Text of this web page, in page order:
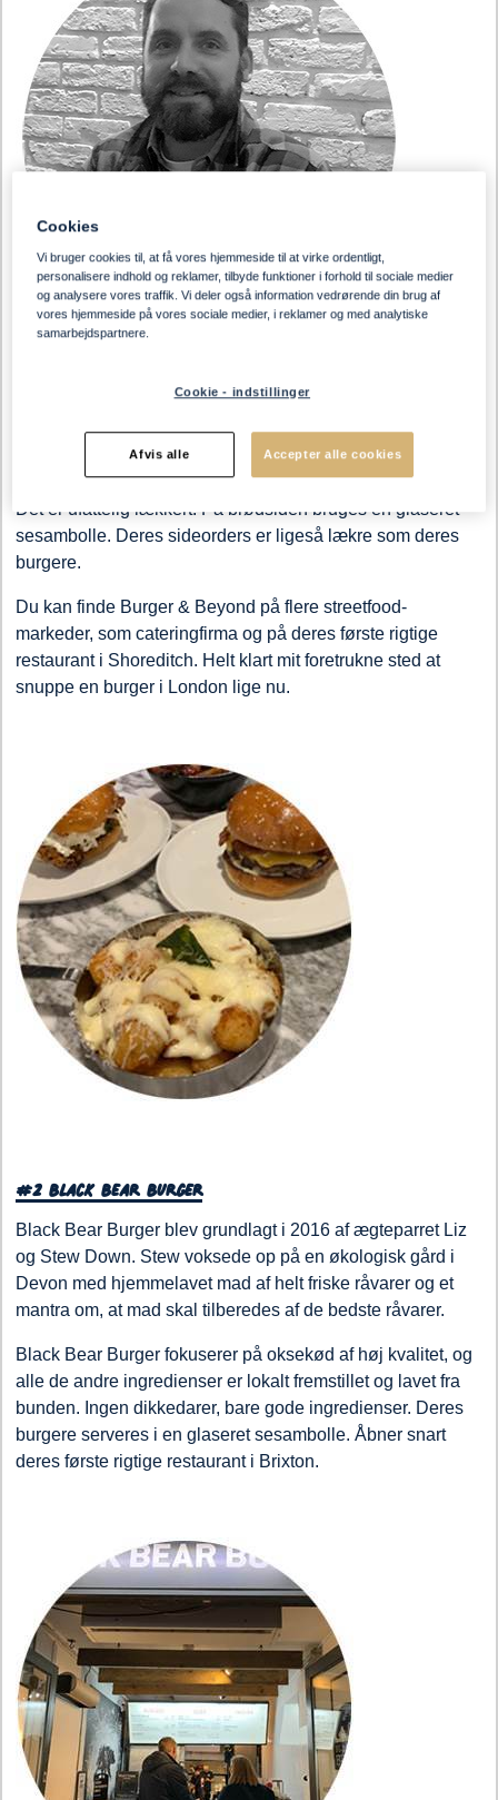
#1 Burger & Beyond's 'Bacon Butter Burger'
Muligvis den bedste okseburger i London! Oksekødet
modnes i 90 dage, hvilket ingen andre burgersteder gør.
Det er ufattelig lækkert. På brødsiden bruges en glaseret
sesambolle. Deres sideorders er ligeså lækre som deres
burgere.
Du kan finde Burger & Beyond på flere streetfood-
markeder, som cateringfirma og på deres første rigtige
restaurant i Shoreditch. Helt klart mit foretrukne sted at
snuppe en burger i London lige nu.
#2 Black Bear Burger
Black Bear Burger blev grundlagt i 2016 af ægteparret Liz
og Stew Down. Stew voksede op på en økologisk gård i
Devon med hjemmelavet mad af helt friske råvarer og et
mantra om, at mad skal tilberedes af de bedste råvarer.
Black Bear Burger fokuserer på oksekød af høj kvalitet, og
alle de andre ingredienser er lokalt fremstillet og lavet fra
bunden. Ingen dikkedarer, bare gode ingredienser. Deres
burgere serveres i en glaseret sesambolle. Åbner snart
deres første rigtige restaurant i Brixton.
Cookies
Vi bruger cookies til, at få vores hjemmeside til at virke ordentligt,
personalisere indhold og reklamer, tilbyde funktioner i forhold til sociale medier
og analysere vores traffik. Vi deler også information vedrørende din brug af
vores hjemmeside på vores sociale medier, i reklamer og med analytiske
samarbejdspartnere.
Cookie - indstillinger
Afvis alle Accepter alle cookies